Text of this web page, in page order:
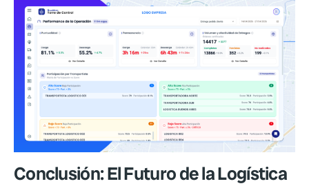
Conclusión: El Futuro de la Logística